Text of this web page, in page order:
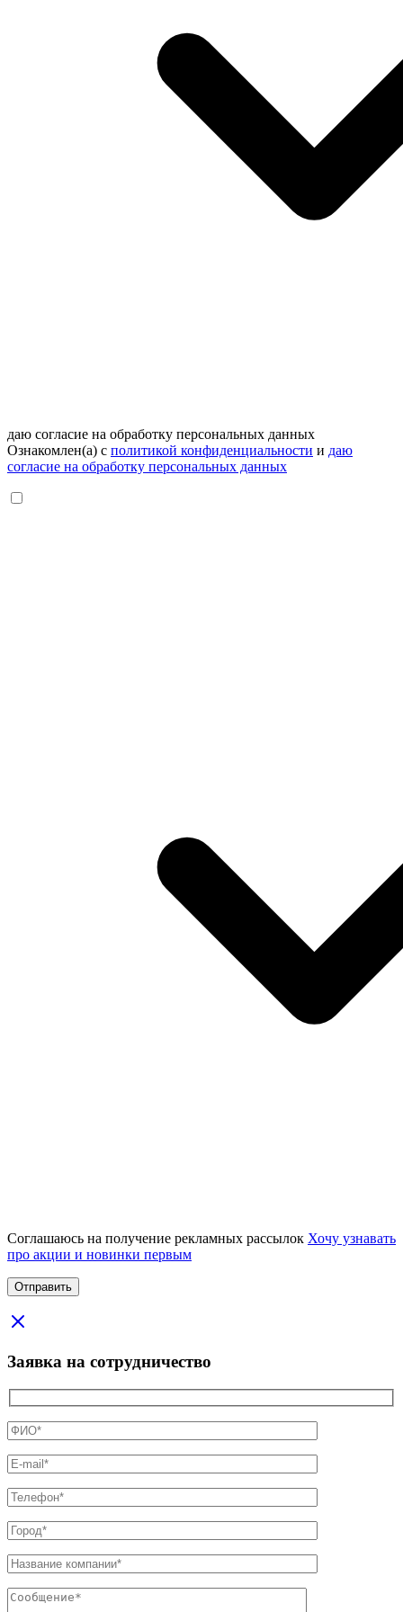
даю согласие на обработку персональных данных
Ознакомлен(а) с политикой конфиденциальности и даю
согласие на обработку персональных данных
Соглашаюсь на получение рекламных рассылок Хочу узнавать
про акции и новинки первым
Заявка на сотрудничество